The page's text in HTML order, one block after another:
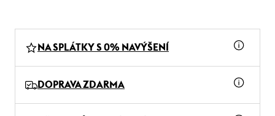
NA SPLÁTKY S 0% NAVÝŠENÍ
DOPRAVA ZDARMA